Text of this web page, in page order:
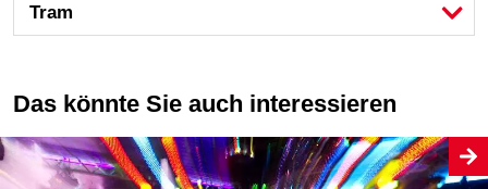
Tram
Das könnte Sie auch interessieren